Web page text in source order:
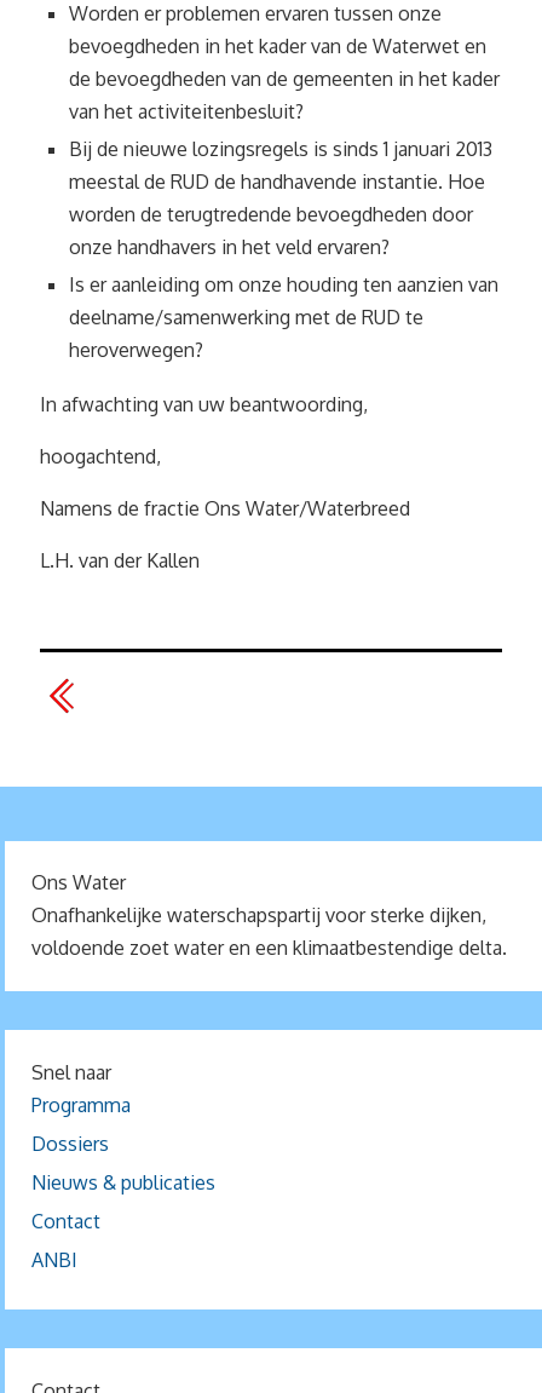
Worden er problemen ervaren tussen onze
bevoegdheden in het kader van de Waterwet en
de bevoegdheden van de gemeenten in het kader
van het activiteitenbesluit?
Bij de nieuwe lozingsregels is sinds 1 januari 2013
meestal de RUD de handhavende instantie. Hoe
worden de terugtredende bevoegdheden door
onze handhavers in het veld ervaren?
Is er aanleiding om onze houding ten aanzien van
deelname/samenwerking met de RUD te
heroverwegen?
In afwachting van uw beantwoording,
hoogachtend,
Namens de fractie Ons Water/Waterbreed
L.H. van der Kallen
Ons Water
Onafhankelijke waterschapspartij voor sterke dijken,
voldoende zoet water en een klimaatbestendige delta.
Snel naar
Programma
Dossiers
Nieuws & publicaties
Contact
ANBI